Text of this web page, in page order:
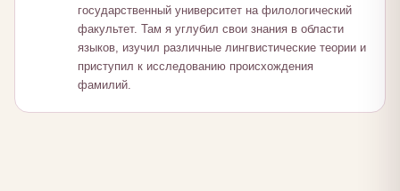
государственный университет на филологический
факультет. Там я углубил свои знания в области
языков, изучил различные лингвистические теории и
приступил к исследованию происхождения
фамилий.